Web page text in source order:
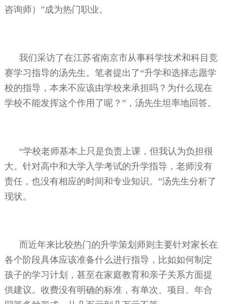
咨询师）”成为热门职业。
我们采访了在江苏省南京市从事科学技术和科目竞
赛学习指导的汤先生。笔者提出了“升学和选择志愿学
校的指导，本来不应该由学校来承担吗？为什么现在
学校不能发挥这个作用了呢？”，汤先生坦率地回答。
“学校老师基本上只是负责上课，但我认为负担很
大。针对高中和大学入学考试的升学指导，老师没有
责任，也没有相应的时间和专业知识。”汤先生分析了
现状。
而近年来比较热门的升学策划师则主要针对家长在
各个阶段具体应该准备什么进行指导，比如如何制定
孩子的学习计划，甚至在家庭教育和亲子关系方面提
供建议。收费没有明确的标准，有单次、项目、年合